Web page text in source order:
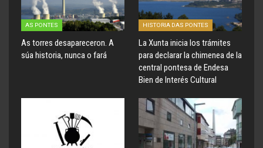
AS PONTES
As torres desapareceron. A
súa historia, nunca o fará
HISTORIA DAS PONTES
La Xunta inicia los trámites
para declarar la chimenea de la
central pontesa de Endesa
Bien de Interés Cultural